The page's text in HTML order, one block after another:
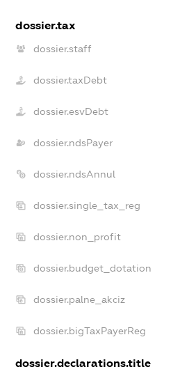
dossier.tax
dossier.staff
dossier.taxDebt
dossier.esvDebt
dossier.ndsPayer
dossier.ndsAnnul
dossier.single_tax_reg
dossier.non_profit
dossier.budget_dotation
dossier.palne_akciz
dossier.bigTaxPayerReg
dossier.declarations.title